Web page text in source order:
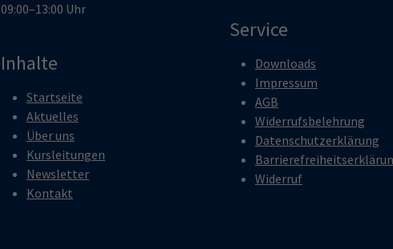
09:00–13:00 Uhr
Inhalte
Startseite
Aktuelles
Über uns
Kursleitungen
Newsletter
Kontakt
Service
Downloads
Impressum
AGB
Widerrufsbelehrung
Datenschutzerklärung
Widerruf